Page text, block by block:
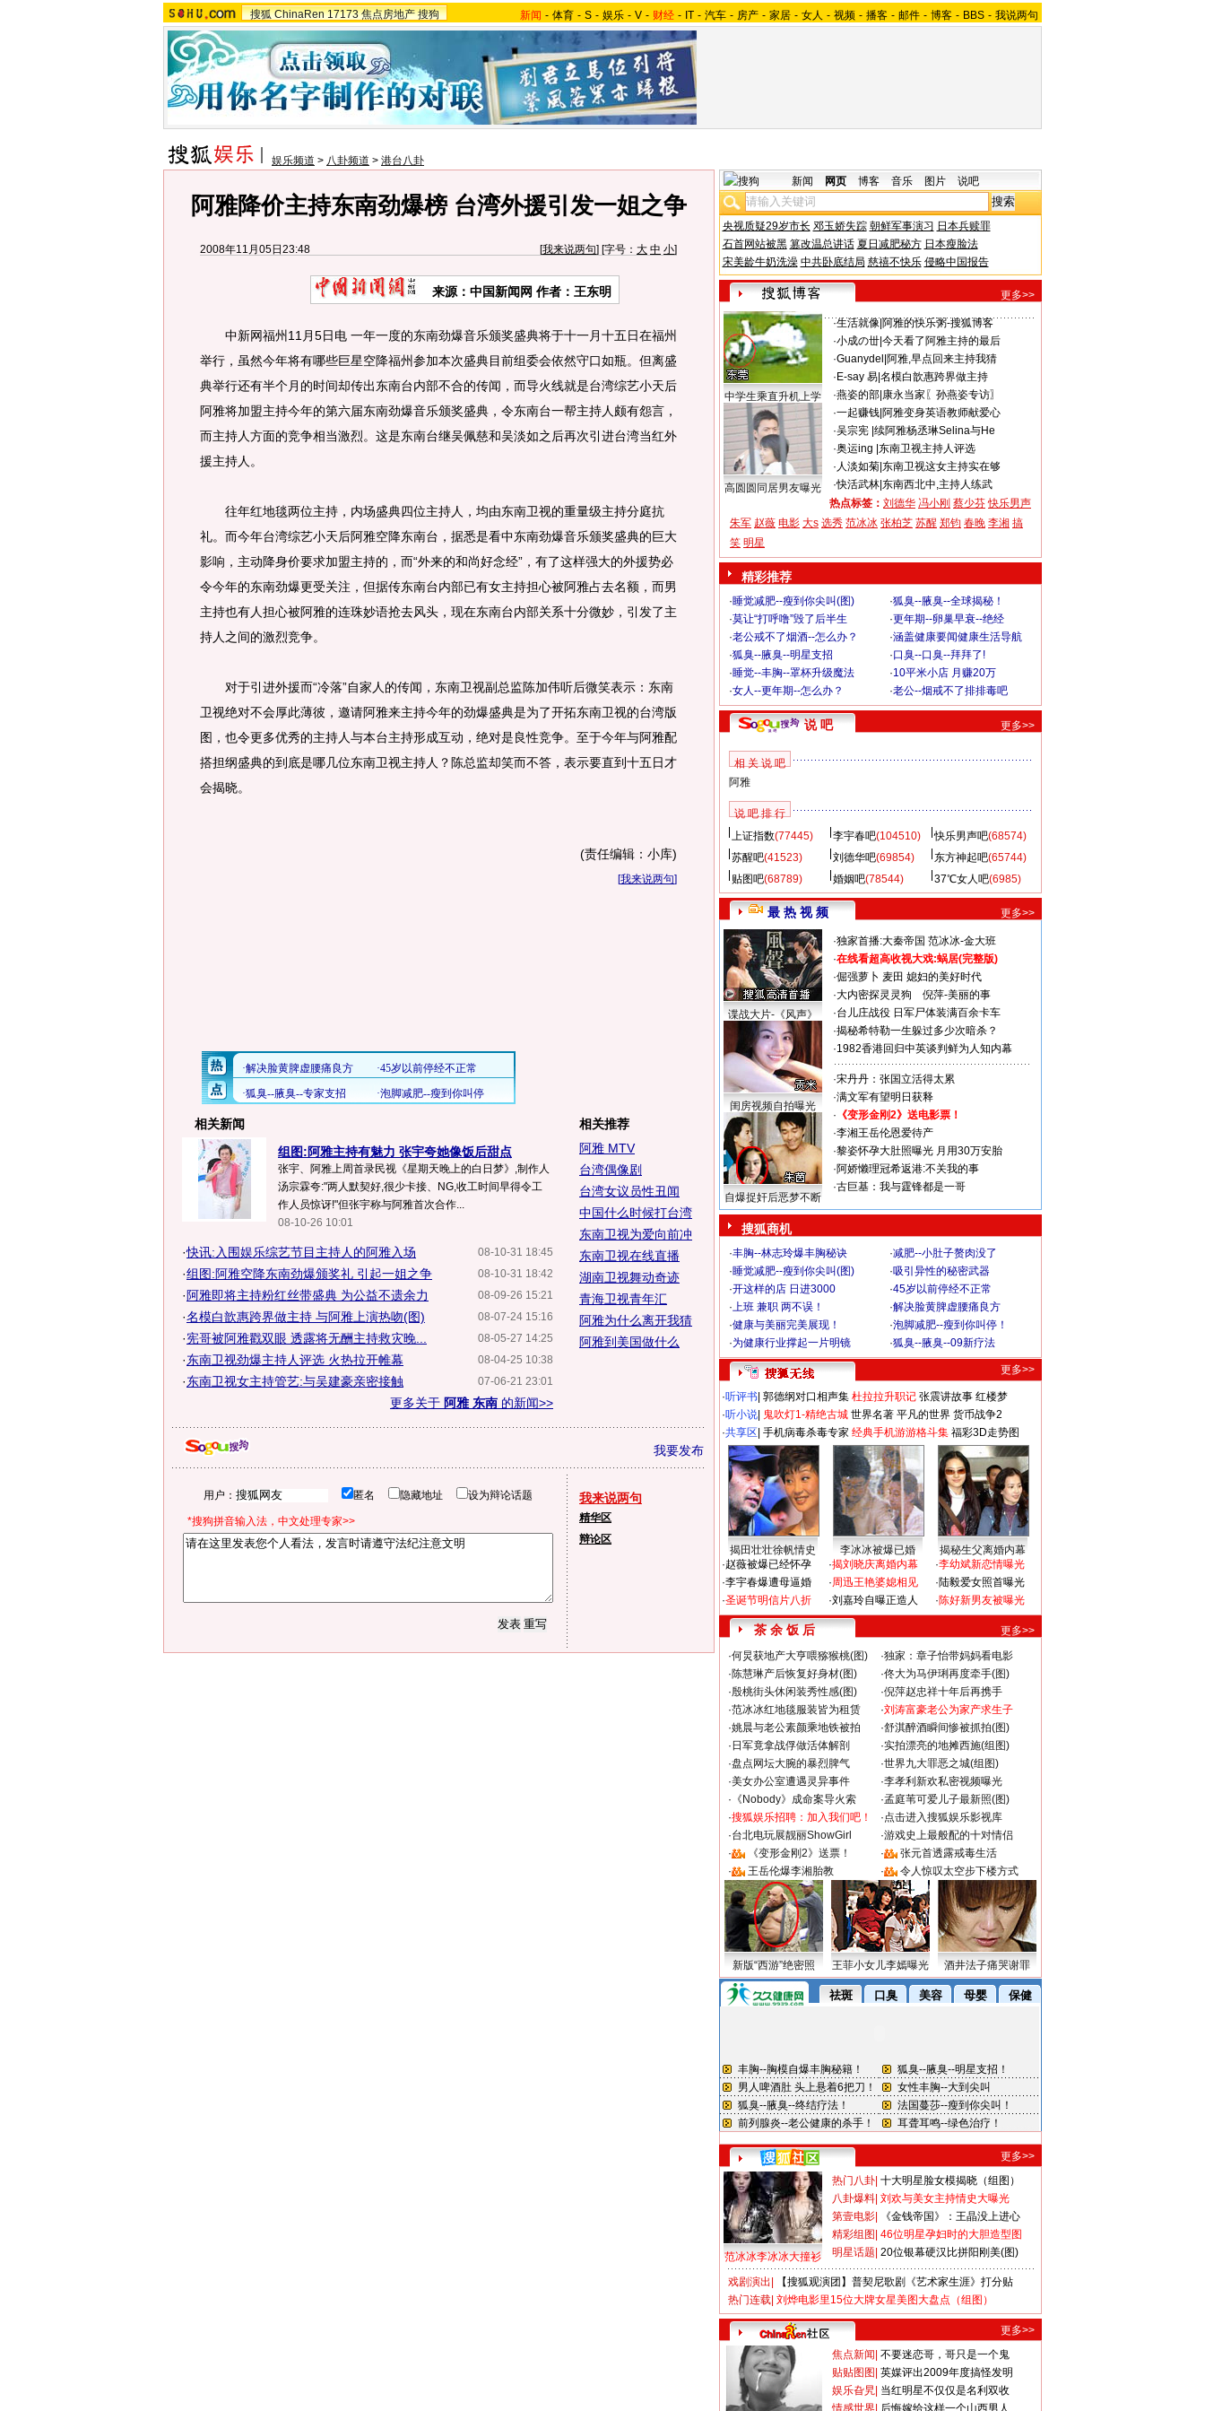
搜狐 ChinaRen 17173 焦点房地产 搜狗 新闻 - 体育 - S - 娱乐 - V - 财经 - IT - 汽车 - 房产 - 家居 - 女人 - 视频 - 播客 - 邮件 - 博客 - BBS - 我说两句
娱乐频道 > 八卦频道 > 港台八卦
阿雅降价主持东南劲爆榜 台湾外援引发一姐之争
2008年11月05日23:48 [我来说两句] [字号： 大 中 小]
来源：中国新闻网 作者：王东明
中新网福州11月5日电 一年一度的东南劲爆音乐颁奖盛典将于十一月十五日在福州
举行，虽然今年将有哪些巨星空降福州参加本次盛典目前组委会依然守口如瓶。但离盛
典举行还有半个月的时间却传出东南台内部不合的传闻，而导火线就是台湾综艺小天后
阿雅将加盟主持今年的第六届东南劲爆音乐颁奖盛典，令东南台一帮主持人颇有怨言，
而主持人方面的竞争相当激烈。这是东南台继吴佩慈和吴淡如之后再次引进台湾当红外
援主持人。
往年红地毯两位主持，内场盛典四位主持人，均由东南卫视的重量级主持分庭抗
礼。而今年台湾综艺小天后阿雅空降东南台，据悉是看中东南劲爆音乐颁奖盛典的巨大
影响，主动降身价要求加盟主持的，而“外来的和尚好念经”，有了这样强大的外援势必
令今年的东南劲爆更受关注，但据传东南台内部已有女主持担心被阿雅占去名额，而男
主持也有人担心被阿雅的连珠妙语抢去风头，现在东南台内部关系十分微妙，引发了主
持人之间的激烈竞争。
对于引进外援而“冷落”自家人的传闻，东南卫视副总监陈加伟听后微笑表示：东南
卫视绝对不会厚此薄彼，邀请阿雅来主持今年的劲爆盛典是为了开拓东南卫视的台湾版
图，也令更多优秀的主持人与本台主持形成互动，绝对是良性竞争。至于今年与阿雅配
搭担纲盛典的到底是哪几位东南卫视主持人？陈总监却笑而不答，表示要直到十五日才
会揭晓。
(责任编辑：小库)
[我来说两句]
相关新闻
组图:阿雅主持有魅力 张宇夸她像饭后甜点
张宇、阿雅上周首录民视《星期天晚上的白日梦》,制作人
汤宗霖夸:"两人默契好,很少卡接、NG,收工时间早得令工
作人员惊讶!"但张宇称与阿雅首次合作...
08-10-26 10:01
08-10-31 18:45
·快讯:入围娱乐综艺节目主持人的阿雅入场
08-10-31 18:42
·组图:阿雅空降东南劲爆颁奖礼 引起一姐之争
08-09-26 15:21
· 阿雅即将主持粉红丝带盛典 为公益不遗余力
08-07-24 15:16
·名模白歆惠跨界做主持 与阿雅上演热吻(图)
08-05-27 14:25
·宪哥被阿雅戳双眼 透露将无酬主持救灾晚...
08-04-25 10:38
·东南卫视劲爆主持人评选 火热拉开帷幕
07-06-21 23:01
·东南卫视女主持管艺:与吴建豪亲密接触
更多关于 阿雅 东南 的新闻>>
相关推荐
阿雅 MTV
台湾偶像剧
台湾女议员性丑闻
中国什么时候打台湾
东南卫视为爱向前冲
东南卫视在线直播
湖南卫视舞动奇迹
青海卫视青年汇
阿雅为什么离开我猜
阿雅到美国做什么
我要发布
用户： 匿名 隐藏地址 设为辩论话题
*搜狗拼音输入法，中文处理专家>>
我来说两句
精华区
辩论区
新闻 网页 博客 音乐 图片 说吧
央视质疑29岁市长 邓玉娇失踪 朝鲜军事演习 日本兵赎罪
石首网站被黑 篡改温总讲话 夏日减肥秘方 日本瘦脸法
宋美龄牛奶洗澡 中共卧底结局 慈禧不快乐 侵略中国报告
更多>>
中学生乘直升机上学
高圆圆同居男友曝光
·生活就像| 阿雅的快乐粥-搜狐博客
·小成の丗| 今天看了阿雅主持的最后
·Guanydel 阿雅,早点回来主持我猜
· E-say 易| 名模白歆惠跨界做主持
·燕姿的部| 康永当家〖孙燕姿专访〗
·一起赚钱| 阿雅变身英语教师献爱心
·吴宗宪 续阿雅杨丞琳Selina与He
·奥运ing 东南卫视主持人评选
· 人淡如菊| 东南卫视这女主持实在够
·快活武林| 东南西北中,主持人练武
热点标签： 刘德华 冯小刚 蔡少芬 快乐男声
朱军 赵薇 电影 大s 选秀 范冰冰 张柏芝 苏醒 郑钧 春晚 李湘 搞
笑 明星
精彩推荐
·睡觉减肥--瘦到你尖叫(图) ·狐臭--腋臭--全球揭秘！
·莫让“打呼噜”毁了后半生 ·更年期--卵巢早衰--绝经
·老公戒不了烟酒--怎么办？ ·涵盖健康要闻健康生活导航
·狐臭--腋臭--明星支招 ·口臭--口臭--拜拜了!
·睡觉--丰胸--罩杯升级魔法 ·10平米小店 月赚20万
·女人--更年期--怎么办？ ·老公--烟戒不了排排毒吧
说 吧 更多>>
相 关 说 吧
阿雅
说 吧 排 行
上证指数(77445) 李宇春吧(104510) 快乐男声吧(68574)
苏醒吧(41523) 刘德华吧(69854) 东方神起吧(65744)
贴图吧(68789) 婚姻吧(78544) 37℃女人吧(6985)
最 热 视 频 更多>>
谍战大片-《风声》
闺房视频自拍曝光
自爆捉奸后恶梦不断
·独家首播:大秦帝国 范冰冰-金大班
·在线看超高收视大戏:蜗居(完整版)
·倔强萝卜 麦田 媳妇的美好时代
·大内密探灵灵狗
倪萍-美丽的事
·台儿庄战役 日军尸体装满百余卡车
·揭秘希特勒一生躲过多少次暗杀？
·1982香港回归中英谈判鲜为人知内幕
·宋丹丹：张国立活得太累
·满文军有望明日获释
· 《变形金刚2》送电影票！
·李湘王岳伦恩爱待产
·黎姿怀孕大肚照曝光 月用30万安胎
·阿娇懒理冠希返港:不关我的事
·古巨基：我与霆锋都是一哥
搜狐商机
·丰胸--林志玲爆丰胸秘诀 ·减肥--小肚子赘肉没了
·睡觉减肥--瘦到你尖叫(图) ·吸引异性的秘密武器
·开这样的店 日进3000 ·45岁以前停经不正常
·上班 兼职 两不误！ ·解决脸黄脾虚腰痛良方
·健康与美丽完美展现！ ·泡脚减肥--瘦到你叫停！
·为健康行业撑起一片明镜 ·狐臭--腋臭--09新疗法
更多>>
·听评书 郭德纲对口相声集 杜拉拉升职记 张震讲故事 红楼梦
·听小说 鬼吹灯1-精绝古城 世界名著 平凡的世界 货币战争2
·共享区 手机病毒杀毒专家 经典手机游游格斗集 福彩3D走势图
揭田壮壮徐帆情史 李冰冰被爆已婚
揭秘生父离婚内幕
·赵薇被爆已经怀孕
·李宇春爆遭母逼婚
·圣诞节明信片八折
·揭刘晓庆离婚内幕
·周迅王艳婆媳相见
·刘嘉玲自曝正造人
·李幼斌新恋情曝光
·陆毅爱女照首曝光
·陈好新男友被曝光
茶 余 饭 后
更多>>
·何炅获地产大亨喂猕猴桃(图) ·独家：章子怡带妈妈看电影
·陈慧琳产后恢复好身材(图) ·佟大为马伊琍再度牵手(图)
·殷桃街头休闲装秀性感(图) ·倪萍赵忠祥十年后再携手
·范冰冰红地毯服装皆为租赁 ·刘涛富豪老公为家产求生子
·姚晨与老公素颜乘地铁被拍 ·舒淇醉酒瞬间惨被抓拍(图)
· 日军竟拿战俘做活体解剖 ·实拍漂亮的地摊西施(组图)
·盘点网坛大腕的暴烈脾气 ·世界九大罪恶之城(组图)
·美女办公室遭遇灵异事件 ·李孝利新欢私密视频曝光
· 《Nobody》成命案导火索 ·孟庭苇可爱儿子最新照(图)
·搜狐娱乐招聘：加入我们吧！ ·点击进入搜狐娱乐影视库
·台北电玩展靓丽ShowGirl ·游戏史上最般配的十对情侣
·
《变形金刚2》送票！ ·
张元首透露戒毒生活
·
王岳伦爆李湘胎教 · 令人惊叹太空步下楼方式
新版“西游”绝密照 王菲小女儿李嫣曝光 酒井法子痛哭谢罪
更多>>
范冰冰李冰冰大撞衫
热门八卦 十大明星脸女模揭晓（组图）
八卦爆料 刘欢与美女主持情史大曝光
第壹电影
《金钱帝国》：王晶没上进心
精彩组图 46位明星孕妇时的大胆造型图
明星话题 20位银幕硬汉比拼阳刚美(图)
戏剧演出
【搜狐观演团】普契尼歌剧《艺术家生涯》打分贴
热门连载 刘烨电影里15位大牌女星美图大盘点（组图）
更多>>
焦点新闻 不要迷恋哥，哥只是一个鬼
贴贴图图 英媒评出2009年度搞怪发明
娱乐旮旯 当红明星不仅仅是名利双收
情感世界 后悔嫁给这样一个山西男人